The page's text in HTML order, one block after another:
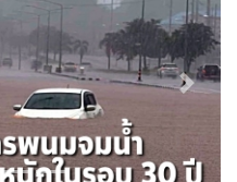
Next